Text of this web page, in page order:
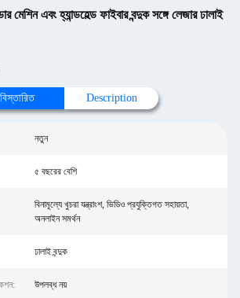
মেশিন এবং হ্যান্ডহেল্ড ফাইবার বন্দুক সঙ্গে লেজার ঢালাই
বিস্তারিত Description
নতুন
৫ বছরের বেশি
বিনামূল্যে খুচরা যন্ত্রাংশ, ভিডিও প্রযুক্তিগত সহায়তা,
অনলাইন সমর্থন
ঢালাই বন্দুক
উপলব্ধ নয়